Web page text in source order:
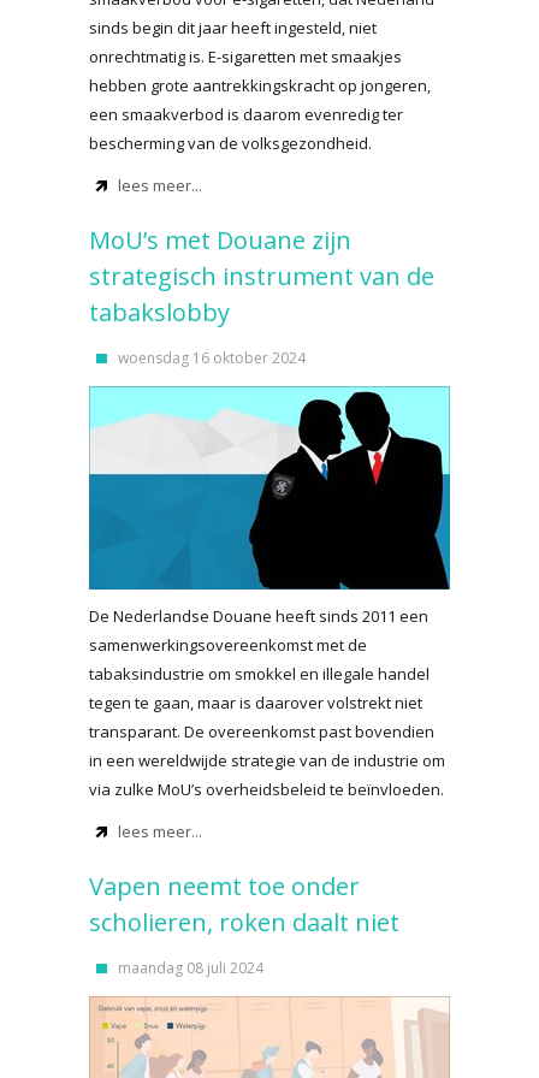
sinds begin dit jaar heeft ingesteld, niet
onrechtmatig is. E-sigaretten met smaakjes
hebben grote aantrekkingskracht op jongeren,
een smaakverbod is daarom evenredig ter
bescherming van de volksgezondheid.
lees meer...
MoU’s met Douane zijn
strategisch instrument van de
tabakslobby
woensdag 16 oktober 2024
De Nederlandse Douane heeft sinds 2011 een
samenwerkingsovereenkomst met de
tabaksindustrie om smokkel en illegale handel
tegen te gaan, maar is daarover volstrekt niet
transparant. De overeenkomst past bovendien
in een wereldwijde strategie van de industrie om
via zulke MoU’s overheidsbeleid te beïnvloeden.
lees meer...
Vapen neemt toe onder
scholieren, roken daalt niet
maandag 08 juli 2024